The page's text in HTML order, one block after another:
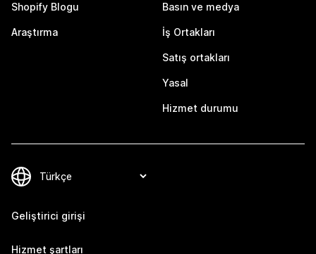
Shopify Blogu
Araştırma
Basın ve medya
İş Ortakları
Satış ortakları
Yasal
Hizmet durumu
Geliştirici girişi
Hizmet şartları